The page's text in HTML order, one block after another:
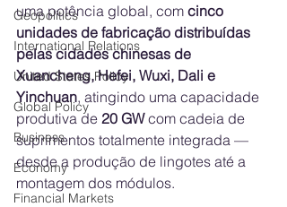
Geopolitics
International Relations
United States Policy
Global Policy
Business
Economy
Financial Markets
uma potência global, com cinco
unidades de fabricação distribuídas
pelas cidades chinesas de
Xuancheng, Hefei, Wuxi, Dali e
Yinchuan, atingindo uma capacidade
produtiva de 20 GW com cadeia de
suprimentos totalmente integrada —
desde a produção de lingotes até a
montagem dos módulos.